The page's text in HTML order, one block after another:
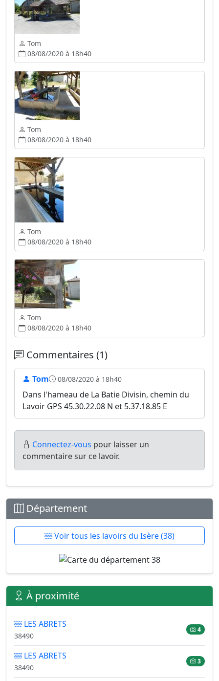
Tom
08/08/2020 à 18h40
Tom
08/08/2020 à 18h40
Tom
08/08/2020 à 18h40
Tom
08/08/2020 à 18h40
Commentaires (1)
Tom 08/08/2020 à 18h40
Dans l'hameau de La Batie Divisin, chemin du
Lavoir GPS 45.30.22.08 N et 5.37.18.85 E
Connectez-vous pour laisser un
commentaire sur ce lavoir.
Département
Voir tous les lavoirs du Isère (38)
À proximité
LES ABRETS
38490
4
LES ABRETS
38490
3